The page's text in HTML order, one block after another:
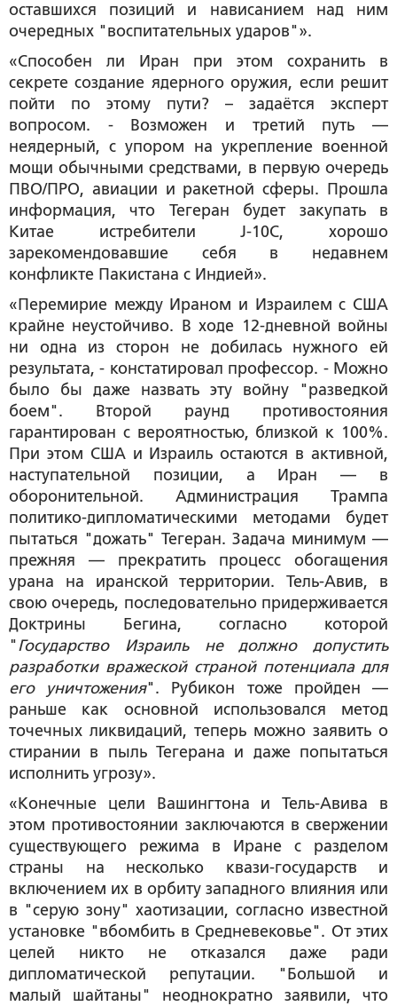
оставшихся позиций и нависанием над ним
очередных "воспитательных ударов"».
«Способен ли Иран при этом сохранить в
секрете создание ядерного оружия, если решит
пойти по этому пути? – задаётся эксперт
вопросом. - Возможен и третий путь —
неядерный, с упором на укрепление военной
мощи обычными средствами, в первую очередь
ПВО/ПРО, авиации и ракетной сферы. Прошла
информация, что Тегеран будет закупать в
Китае истребители J-10C, хорошо
зарекомендовавшие себя в недавнем
конфликте Пакистана с Индией».
«Перемирие между Ираном и Израилем с США
крайне неустойчиво. В ходе 12-дневной войны
ни одна из сторон не добилась нужного ей
результата, - констатировал профессор. - Можно
было бы даже назвать эту войну "разведкой
боем". Второй раунд противостояния
гарантирован с вероятностью, близкой к 100%.
При этом США и Израиль остаются в активной,
наступательной позиции, а Иран — в
оборонительной. Администрация Трампа
политико-дипломатическими методами будет
пытаться "дожать" Тегеран. Задача минимум —
прежняя — прекратить процесс обогащения
урана на иранской территории. Тель-Авив, в
свою очередь, последовательно придерживается
Доктрины Бегина, согласно которой
" Государство Израиль не должно допустить
разработки вражеской страной потенциала для
его уничтожения". Рубикон тоже пройден —
раньше как основной использовался метод
точечных ликвидаций, теперь можно заявить о
стирании в пыль Тегерана и даже попытаться
исполнить угрозу».
«Конечные цели Вашингтона и Тель-Авива в
этом противостоянии заключаются в свержении
существующего режима в Иране с разделом
страны на несколько квази-государств и
включением их в орбиту западного влияния или
в "серую зону" хаотизации, согласно известной
установке "вбомбить в Средневековье". От этих
целей никто не отказался даже ради
дипломатической репутации. "Большой и
малый шайтаны" неоднократно заявили, что